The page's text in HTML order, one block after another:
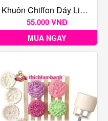
Khuôn Chiffon Đáy Liền H02 14.3cm
55.000 VNĐ
MUA NGAY